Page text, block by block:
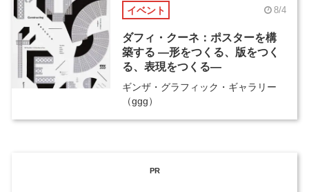
イベント 8/4
ダフィ・クーネ：ポスターを構
築する ―形をつくる、版をつく
る、表現をつくる―
ギンザ・グラフィック・ギャラリー
（ggg）
PR